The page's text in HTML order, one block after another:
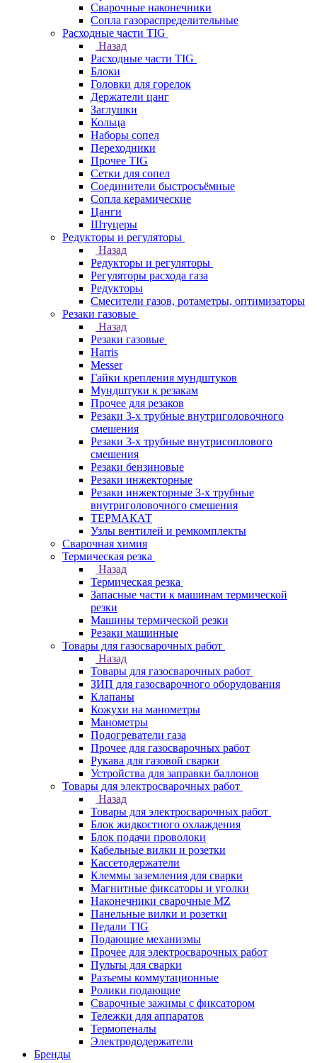
Сварочные наконечники
Сопла газораспределительные
Расходные части TIG
Назад
Расходные части TIG
Блоки
Головки для горелок
Держатели цанг
Заглушки
Кольца
Наборы сопел
Переходники
Прочее TIG
Сетки для сопел
Соединители быстросъёмные
Сопла керамические
Цанги
Штуцеры
Редукторы и регуляторы
Назад
Редукторы и регуляторы
Регуляторы расхода газа
Редукторы
Смесители газов, ротаметры, оптимизаторы
Резаки газовые
Назад
Резаки газовые
Harris
Messer
Гайки крепления мундштуков
Мундштуки к резакам
Прочее для резаков
Резаки 3-х трубные внутриголовочного
смешения
Резаки 3-х трубные внутрисоплового
смешения
Резаки бензиновые
Резаки инжекторные
Резаки инжекторные 3-х трубные
внутриголовочного смешения
ТЕРМАКАТ
Узлы вентилей и ремкомплекты
Сварочная химия
Термическая резка
Назад
Термическая резка
Запасные части к машинам термической
резки
Машины термической резки
Резаки машинные
Товары для газосварочных работ
Назад
Товары для газосварочных работ
ЗИП для газосварочного оборудования
Клапаны
Кожухи на манометры
Манометры
Подогреватели газа
Прочее для газосварочных работ
Рукава для газовой сварки
Устройства для заправки баллонов
Товары для электросварочных работ
Назад
Товары для электросварочных работ
Блок жидкостного охлаждения
Блок подачи проволоки
Кабельные вилки и розетки
Кассетодержатели
Клеммы заземления для сварки
Магнитные фиксаторы и уголки
Наконечники сварочные MZ
Панельные вилки и розетки
Педали TIG
Подающие механизмы
Прочее для электросварочных работ
Пульты для сварки
Разъемы коммутационные
Ролики подающие
Сварочные зажимы с фиксатором
Тележки для аппаратов
Термопеналы
Электрододержатели
Бренды